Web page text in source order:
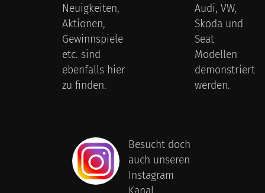
Neuigkeiten,
Aktionen,
Gewinnspiele
etc. sind
ebenfalls hier
zu finden.
Audi, VW,
Skoda und
Seat
Modellen
demonstriert
werden.
Besucht doch
auch unseren
Instagram